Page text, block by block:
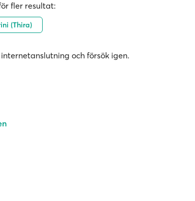
fler resultat:
(Thira)
och försök igen.